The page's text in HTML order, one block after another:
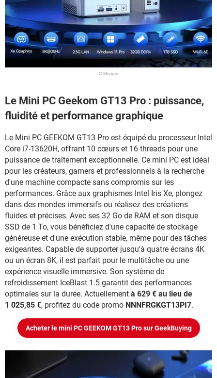
© Marque
Le Mini PC Geekom GT13 Pro : puissance,
fluidité et performance graphique
Le Mini PC GEEKOM GT13 Pro est équipé du processeur Intel
Core i7-13620H, offrant 10 cœurs et 16 threads pour une
puissance de traitement exceptionnelle. Ce mini PC est idéal
pour les créateurs, gamers et professionnels à la recherche
d'une machine compacte sans compromis sur les
performances. Grâce aux graphismes Intel Iris Xe, plongez
dans des mondes immersifs ou réalisez des créations
fluides et précises. Avec ses 32 Go de RAM et son disque
SSD de 1 To, vous bénéficiez d'une capacité de stockage
généreuse et d'une exécution stable, même pour des tâches
exigeantes. Capable de supporter jusqu'à quatre écrans 4K
ou un écran 8K, il est parfait pour le multitâche ou une
expérience visuelle immersive. Son système de
refroidissement IceBlast 1.5 garantit des performances
optimales sur la durée. Actuellement à 629 € au lieu de
1 025,85 €, profitez du code promo NNNFRGKGT13PI7.
Acheter le mini PC GEEKOM GT13 Pro sur GeekBuying